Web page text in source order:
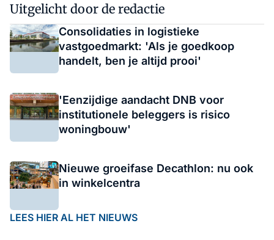
Uitgelicht door de redactie
Consolidaties in logistieke
vastgoedmarkt: 'Als je goedkoop
handelt, ben je altijd prooi'
'Eenzijdige aandacht DNB voor
institutionele beleggers is risico
woningbouw'
Nieuwe groeifase Decathlon: nu ook
in winkelcentra
LEES HIER AL HET NIEUWS